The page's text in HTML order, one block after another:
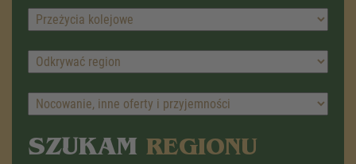
SZUKAM REGIONU